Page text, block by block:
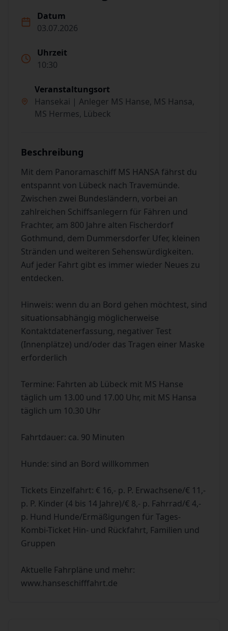
Datum
03.07.2026
Uhrzeit
10:30
Veranstaltungsort
Hansekai | Anleger MS Hanse, MS Hansa,
MS Hermes, Lübeck
Beschreibung
Mit dem Panoramaschiff MS HANSA fährst du
entspannt von Lübeck nach Travemünde.
Zwischen zwei Bundesländern, vorbei an
zahlreichen Schiffsanlegern für Fähren und
Frachter, am 800 Jahre alten Fischerdorf
Gothmund, dem Dummersdorfer Ufer, kleinen
Stränden und weiteren Sehenswürdigkeiten.
Auf jeder Fahrt gibt es immer wieder Neues zu
entdecken.
Hinweis: wenn du an Bord gehen möchtest, sind
situationsabhängig möglicherweise
Kontaktdatenerfassung, negativer Test
(Innenplätze) und/oder das Tragen einer Maske
erforderlich
Termine: Fahrten ab Lübeck mit MS Hanse
täglich um 13.00 und 17.00 Uhr, mit MS Hansa
täglich um 10.30 Uhr
Fahrtdauer: ca. 90 Minuten
Hunde: sind an Bord willkommen
Tickets Einzelfahrt: € 16,- p. P. Erwachsene/€ 11,-
p. P. Kinder (4 bis 14 Jahre)/€ 8,- p. Fahrrad/€ 4,-
p. Hund Hunde/Ermäßigungen für Tages-
Kombi-Ticket Hin- und Rückfahrt, Familien und
Gruppen
Aktuelle Fahrpläne und mehr:
www.hanseschifffahrt.de